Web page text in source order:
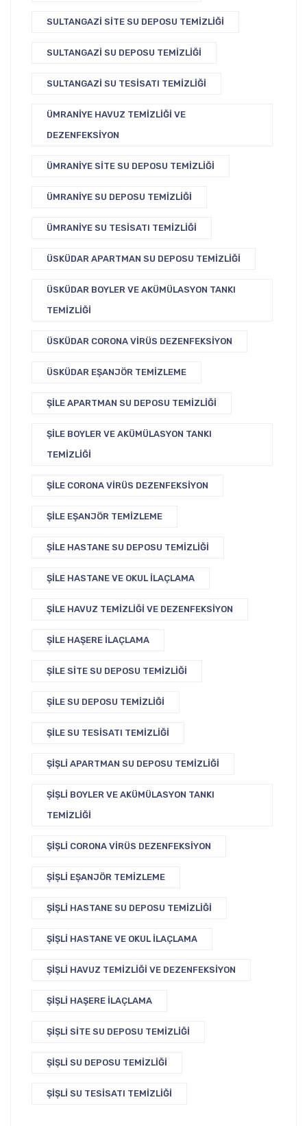
SULTANGAZI SITE SU DEPOSU TEMIZLIĞI
SULTANGAZI SU DEPOSU TEMIZLIĞI
SULTANGAZI SU TESISATI TEMIZLIĞI
ÜMRANIYE HAVUZ TEMIZLIĞI VE
DEZENFEKSIYON
ÜMRANIYE SITE SU DEPOSU TEMIZLIĞI
ÜMRANIYE SU DEPOSU TEMIZLIĞI
ÜMRANIYE SU TESISATI TEMIZLIĞI
ÜSKÜDAR APARTMAN SU DEPOSU TEMIZLIĞI
ÜSKÜDAR BOYLER VE AKÜMÜLASYON TANKI
TEMIZLIĞI
ÜSKÜDAR CORONA VIRÜS DEZENFEKSIYON
ÜSKÜDAR EŞANJÖR TEMIZLEME
ŞILE APARTMAN SU DEPOSU TEMIZLIĞI
ŞILE BOYLER VE AKÜMÜLASYON TANKI
TEMIZLIĞI
ŞILE CORONA VIRÜS DEZENFEKSIYON
ŞILE EŞANJÖR TEMIZLEME
ŞILE HASTANE SU DEPOSU TEMIZLIĞI
ŞILE HASTANE VE OKUL İLAÇLAMA
ŞILE HAVUZ TEMIZLIĞI VE DEZENFEKSIYON
ŞILE HAŞERE İLAÇLAMA
ŞILE SITE SU DEPOSU TEMIZLIĞI
ŞILE SU DEPOSU TEMIZLIĞI
ŞILE SU TESISATI TEMIZLIĞI
ŞIŞLI APARTMAN SU DEPOSU TEMIZLIĞI
ŞIŞLI BOYLER VE AKÜMÜLASYON TANKI
TEMIZLIĞI
ŞIŞLI CORONA VIRÜS DEZENFEKSIYON
ŞIŞLI EŞANJÖR TEMIZLEME
ŞIŞLI HASTANE SU DEPOSU TEMIZLIĞI
ŞIŞLI HASTANE VE OKUL İLAÇLAMA
ŞIŞLI HAVUZ TEMIZLIĞI VE DEZENFEKSIYON
ŞIŞLI HAŞERE İLAÇLAMA
ŞIŞLI SITE SU DEPOSU TEMIZLIĞI
ŞIŞLI SU DEPOSU TEMIZLIĞI
ŞIŞLI SU TESISATI TEMIZLIĞI